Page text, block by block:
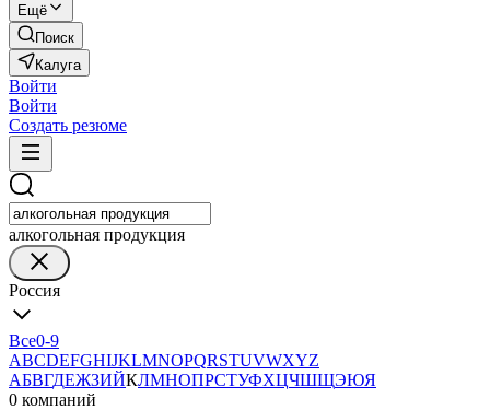
Ещё
Поиск
Калуга
Войти
Войти
Создать резюме
алкогольная продукция
Россия
Все0-9
ABCDEFGHIJKLMNOPQRSTUVWXYZ
АБВГДЕЖЗИЙКЛМНОПРСТУФХЦЧШЩЭЮЯ
0 компаний